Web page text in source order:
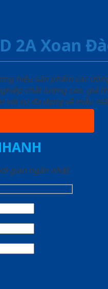
2A Xoan
hiệu sản phẩm các
chất lượng cao, giá
với sự đa dạng về mẫu
gian ngắn nhất